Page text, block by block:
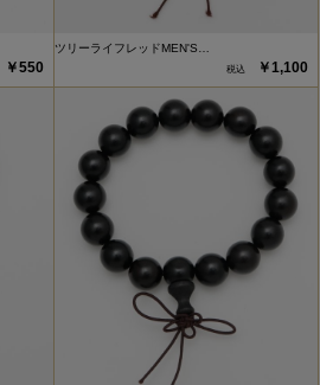
￥550
ツリーライフレッドMEN'S…
￥1,100